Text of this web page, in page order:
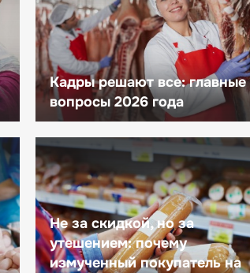
Кадры решают все: главные
вопросы 2026 года
Не за скидкой, но за
утешением: почему
измученный покупатель на